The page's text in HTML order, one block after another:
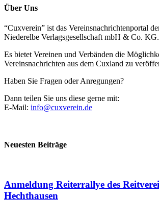
Über Uns
“Cuxverein” ist das Vereinsnachrichtenportal
Niederelbe Verlagsgesellschaft mbH & Co. KG.
Es bietet Vereinen und Verbänden die
Vereinsnachrichten aus dem Cuxland zu
Haben Sie Fragen oder Anregungen?
Dann teilen Sie uns diese gerne mit:
E-Mail: info@cuxverein.de
Neuesten Beiträge
Anmeldung Reiterrallye des
Hechthausen